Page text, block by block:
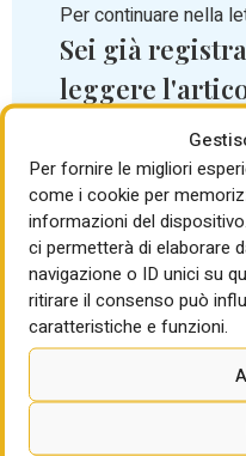
Per fornire le migliori
come i cookie per
informazioni del
ci permetterà di elaborare
navigazione o ID unici su
ritirare il consenso può
caratteristiche e funzioni.
Per continuare nella
Sei già
leggere
Nome utente o
Password
Accedi
Password